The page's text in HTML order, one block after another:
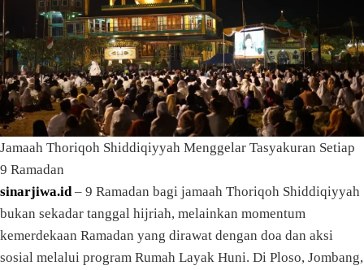
Jamaah Thoriqoh Shiddiqiyyah Menggelar Tasyakuran Setiap
9 Ramadan
sinarjiwa.id – 9 Ramadan bagi jamaah Thoriqoh Shiddiqiyyah
bukan sekadar tanggal hijriah, melainkan momentum
kemerdekaan Ramadan yang dirawat dengan doa dan aksi
sosial melalui program Rumah Layak Huni. Di Ploso, Jombang,